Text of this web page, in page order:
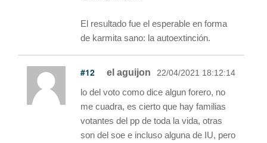
El resultado fue el esperable en forma
de karmita sano: la autoextinción.
#12 el aguijon 22/04/2021 18:12:14
lo del voto como dice algun forero, no
me cuadra, es cierto que hay familias
votantes del pp de toda la vida, otras
son del soe e incluso alguna de IU, pero